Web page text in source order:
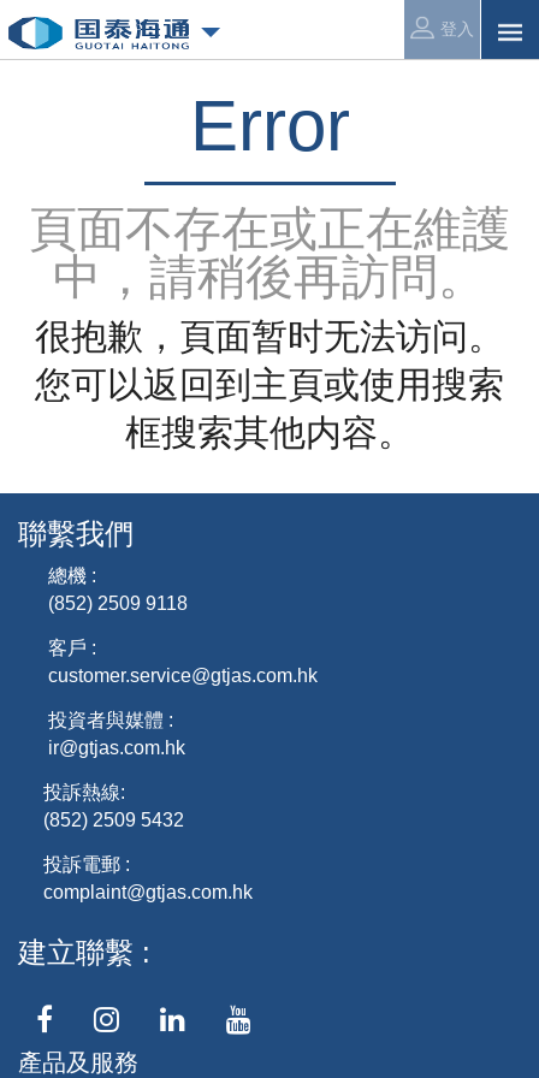
登入
Error
頁面不存在或正在維護
中，請稍後再訪問。
很抱歉，頁面暂时无法访问。
您可以返回到主頁或使用搜索
框搜索其他内容。
聯繫我們
總機 :
(852) 2509 9118
客戶 :
customer.service@gtjas.com.hk
投資者與媒體 :
ir@gtjas.com.hk
投訴熱線:
(852) 2509 5432
投訴電郵 :
complaint@gtjas.com.hk
建立聯繫
產品及服務